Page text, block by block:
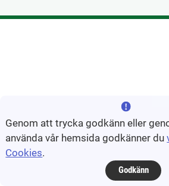
Genom att trycka godkänn eller
använda vår hemsida godkänner du
Cookies.
Godkänn